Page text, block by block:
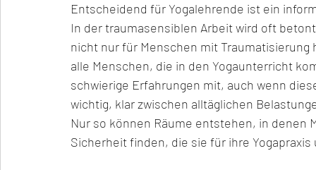
Entscheidend für Yogalehrende ist ein
In der traumasensiblen Arbeit wird oft
nicht nur für Menschen mit
alle Menschen, die in den Yogaunterricht
schwierige Erfahrungen mit, auch wenn
wichtig, klar zwischen alltäglichen
Nur so können Räume entstehen, in denen
Sicherheit finden, die sie für ihre